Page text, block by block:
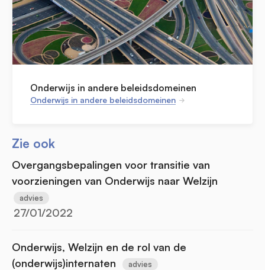
Onderwijs in andere beleidsdomeinen
Onderwijs in andere beleidsdomeinen
Zie ook
Overgangsbepalingen voor transitie van
voorzieningen van Onderwijs naar Welzijn
advies
27/01/2022
Onderwijs, Welzijn en de rol van de
(onderwijs)internaten
advies